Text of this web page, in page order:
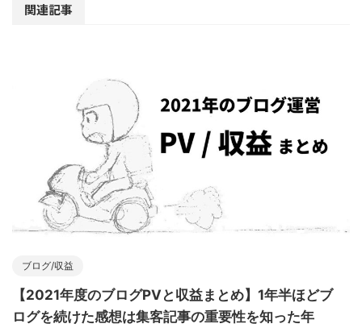
関連記事
ブログ/収益
【2021年度のブログPVと収益まとめ】1年半ほどブ
ログを続けた感想は集客記事の重要性を知った年